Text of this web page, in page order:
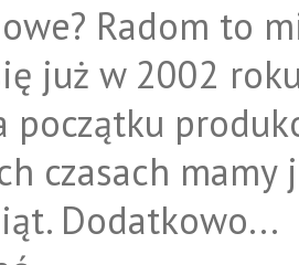
Radom to
już w 2002
początku
czasach
Dodatkowo...